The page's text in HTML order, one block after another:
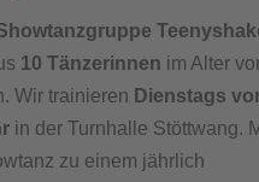
10 Tänzerinnen im Alter
Wir trainieren Dienstags
in der Turnhalle Stöttwang.
zu einem jährlich